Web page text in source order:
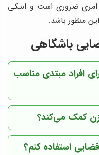
امری ضروری است و اسکی
منظور باشد.
باشگاهی
افراد مبتدی مناسب
کمک می‌کند؟
استفاده کنم؟